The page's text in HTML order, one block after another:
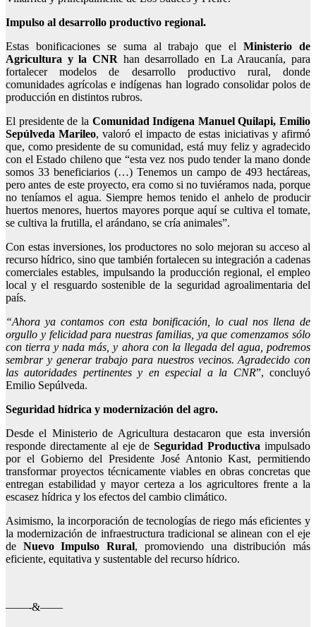
Impulso al desarrollo productivo regional.
Estas bonificaciones se suma al trabajo que elMinisterio de
Agricultura y la CNR han desarrollado en La Araucanía, para
fortalecer modelos de desarrollo productivo rural, donde
comunidades agrícolas e indígenas han logrado consolidar polos de
producción en distintos rubros.
El presidente de la Comunidad Indígena Manuel Quilapi, Emilio
Sepúlveda Marileo, valoró el impacto de estas iniciativas y afirmó
que, como presidente de su comunidad, está muy feliz y agradecido
con el Estado chileno que “esta vez nos pudo tender la mano donde
somos 33 beneficiarios (…) Tenemos un campo de 493 hectáreas,
pero antes de este proyecto, era como si no tuviéramos nada, porque
no teníamos el agua. Siempre hemos tenido el anhelo de producir
huertos menores, huertos mayores porque aquí se cultiva el tomate,
se cultiva la frutilla, el arándano, se cría animales”.
Con estas inversiones, los productores no solo mejoran su acceso al
recurso hídrico, sino que también fortalecen su integración a cadenas
comerciales estables, impulsando la producción regional, el empleo
local y el resguardo sostenible de la seguridad agroalimentaria del
país.
“Ahora ya contamos con esta bonificación, lo cual nos llena de
orgullo y felicidad para nuestras familias, ya que comenzamos sólo
con tierra y nada más, y ahora con la llegada del agua, podremos
sembrar y generar trabajo para nuestros vecinos. Agradecido con
las autoridades pertinentes y en especial a la CNR”, concluyó
Emilio Sepúlveda.
Seguridad hídrica y modernización del agro.
Desde el Ministerio de Agricultura destacaron que esta inversión
responde directamente al eje deSeguridad Productiva impulsado
por el Gobierno del Presidente José Antonio Kast, permitiendo
transformar proyectos técnicamente viables en obras concretas que
entregan estabilidad y mayor certeza a los agricultores frente a la
escasez hídrica y los efectos del cambio climático.
Asimismo, la incorporación de tecnologías de riego más eficientes y
la modernización de infraestructura tradicional se alinean con el eje
de Nuevo Impulso Rural, promoviendo una distribución más
eficiente, equitativa y sustentable del recurso hídrico.
——-&——